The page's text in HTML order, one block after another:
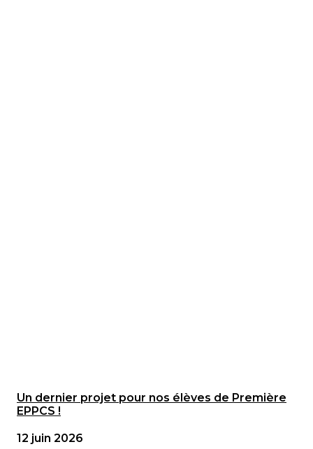
Un dernier projet pour nos élèves de Première
EPPCS !
12 juin 2026